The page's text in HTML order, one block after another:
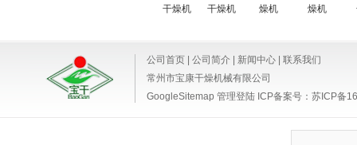
干燥机
干燥机
燥机
燥机
公司首页 公司简介 新闻中心
联系我们
常州市宝康干燥机械有限公司
GoogleSitemap 管理登陆 ICP备案号： 苏ICP备